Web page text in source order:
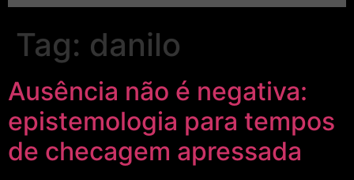
Tag: danilo
Ausência não é negativa:
epistemologia para tempos
de checagem apressada